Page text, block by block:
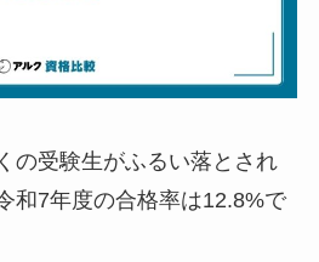
の受験生がふるい落とされ
和7年度の合格率は12.8%で